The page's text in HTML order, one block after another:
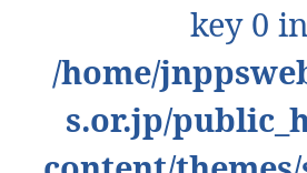
key 0 in
/home/
s.or.jp/